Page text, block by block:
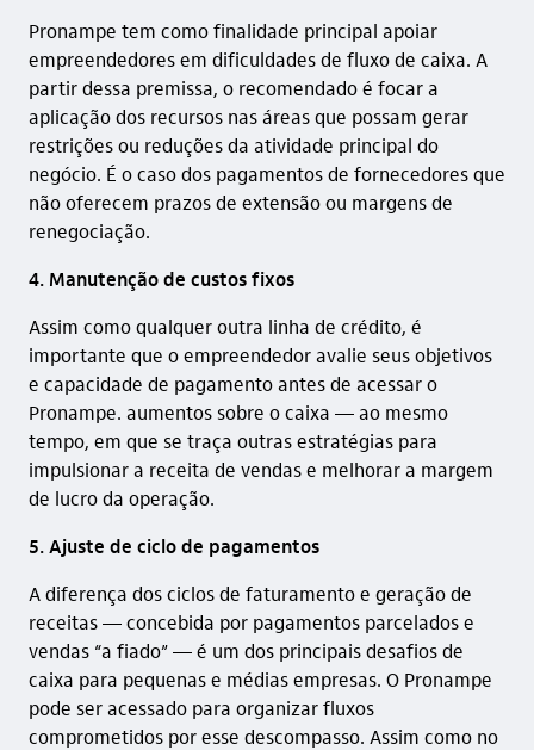
Pronampe tem como finalidade principal apoiar
empreendedores em dificuldades de fluxo de caixa. A
partir dessa premissa, o recomendado é focar a
aplicação dos recursos nas áreas que possam gerar
restrições ou reduções da atividade principal do
negócio. É o caso dos pagamentos de fornecedores que
não oferecem prazos de extensão ou margens de
renegociação.
4. Manutenção de custos fixos
Assim como qualquer outra linha de crédito, é
importante que o empreendedor avalie seus objetivos
e capacidade de pagamento antes de acessar o
Pronampe. aumentos sobre o caixa — ao mesmo
tempo, em que se traça outras estratégias para
impulsionar a receita de vendas e melhorar a margem
de lucro da operação.
5. Ajuste de ciclo de pagamentos
A diferença dos ciclos de faturamento e geração de
receitas — concebida por pagamentos parcelados e
vendas “a fiado” — é um dos principais desafios de
caixa para pequenas e médias empresas. O Pronampe
pode ser acessado para organizar fluxos
comprometidos por esse descompasso. Assim como no